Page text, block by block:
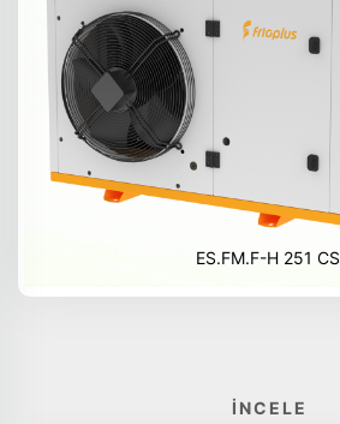
ES.FM.F-H 251 CS
İNCELE